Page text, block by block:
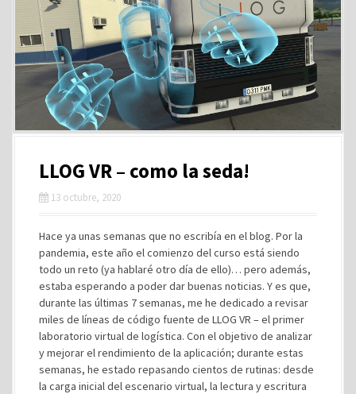
LLOG VR – como la seda!
13 octubre, 2020
Hace ya unas semanas que no escribía en el blog. Por la
pandemia, este año el comienzo del curso está siendo
todo un reto (ya hablaré otro día de ello)… pero además,
estaba esperando a poder dar buenas noticias. Y es que,
durante las últimas 7 semanas, me he dedicado a revisar
miles de líneas de código fuente de LLOG VR – el primer
laboratorio virtual de logística. Con el objetivo de analizar
y mejorar el rendimiento de la aplicación; durante estas
semanas, he estado repasando cientos de rutinas: desde
la carga inicial del escenario virtual, la lectura y escritura